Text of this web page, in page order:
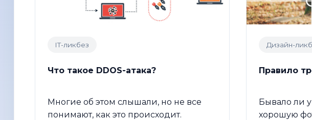
IT-ликбез
Что такое DDOS-атака?
Многие об этом слышали, но не все
понимают, как это происходит.
Дизайн-
Правило
Бывало ли у
хорошую